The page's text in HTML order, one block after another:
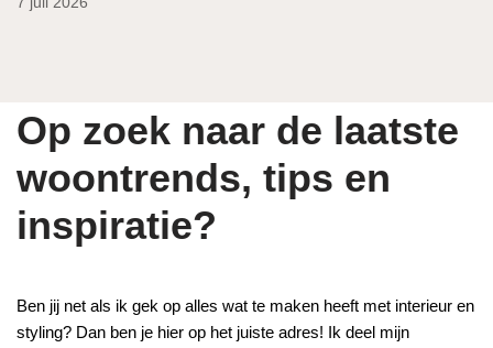
Op zoek naar de laatste
woontrends, tips en
inspiratie?
Ben jij net als ik gek op alles wat te maken heeft met interieur en
styling? Dan ben je hier op het juiste adres! Ik deel mijn